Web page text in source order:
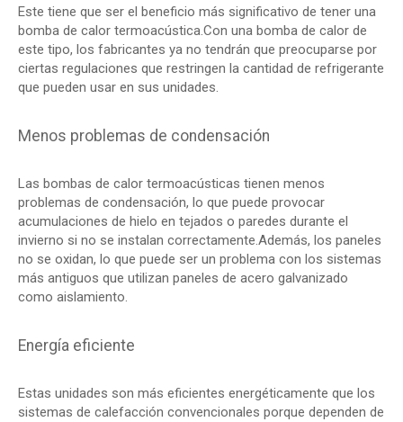
Este tiene que ser el beneficio más significativo de tener una
bomba de calor termoacústica.Con una bomba de calor de
este tipo, los fabricantes ya no tendrán que preocuparse por
ciertas regulaciones que restringen la cantidad de refrigerante
que pueden usar en sus unidades.
Menos problemas de condensación
Las bombas de calor termoacústicas tienen menos
problemas de condensación, lo que puede provocar
acumulaciones de hielo en tejados o paredes durante el
invierno si no se instalan correctamente.Además, los paneles
no se oxidan, lo que puede ser un problema con los sistemas
más antiguos que utilizan paneles de acero galvanizado
como aislamiento.
Energía eficiente
Estas unidades son más eficientes energéticamente que los
sistemas de calefacción convencionales porque dependen de